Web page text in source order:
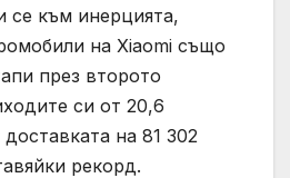
се към инерцията,
на Xiaomi също
през второто
си от 20,6
на 81 302
рекорд.